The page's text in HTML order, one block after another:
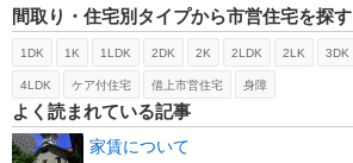
間取り・住宅別タイプから市営住宅を探す
1DK 1K 1LDK 2DK 2K 2LDK 2LK 3DK
4LDK ケア付住宅 借上市営住宅 身障
よく読まれている記事
家賃について